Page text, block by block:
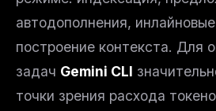
автодополнения,
построение контекста. Для
задач Gemini CLI
точки зрения расхода